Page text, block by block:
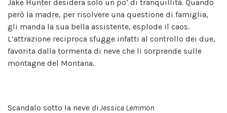
Jake Hunter desidera solo un po’ di tranquillità. Quando
però la madre, per risolvere una questione di famiglia,
gli manda la sua bella assistente, esplode il caos.
L’attrazione reciproca sfugge infatti al controllo dei due,
favorita dalla tormenta di neve che li sorprende sulle
montagne del Montana.
Scandalo sotto la neve di Jessica Lemmon